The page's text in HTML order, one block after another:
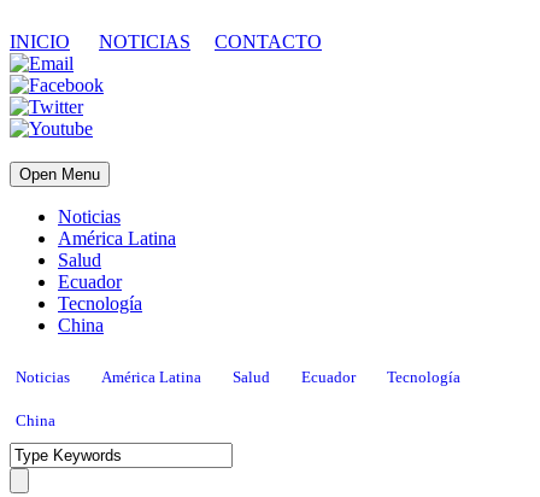
INICIO NOTICIAS CONTACTO
Open Menu
Noticias
América Latina
Salud
Ecuador
Tecnología
China
Noticias América Latina Salud Ecuador Tecnología
China